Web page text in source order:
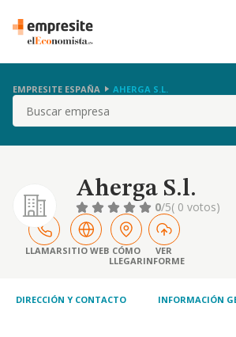
EMPRESITE ESPAÑA AHERGA S.L.
Buscar
Aherga S.l.
0/5( 0 votos)
LLAMARSITIO WEB CÓMO
LLEGAR
VER
INFORME
DIRECCIÓN Y CONTACTO INFORMACIÓN